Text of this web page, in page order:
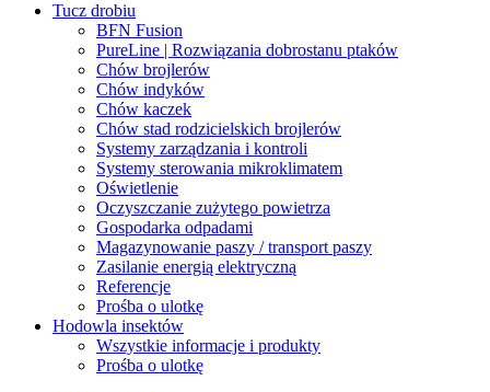
Tucz drobiu
BFN Fusion
PureLine | Rozwiązania dobrostanu ptaków
Chów brojlerów
Chów indyków
Chów kaczek
Chów stad rodzicielskich brojlerów
Systemy zarządzania i kontroli
Systemy sterowania mikroklimatem
Oświetlenie
Oczyszczanie zużytego powietrza
Gospodarka odpadami
Magazynowanie paszy / transport paszy
Zasilanie energią elektryczną
Referencje
Prośba o ulotkę
Hodowla insektów
Wszystkie informacje i produkty
Prośba o ulotkę